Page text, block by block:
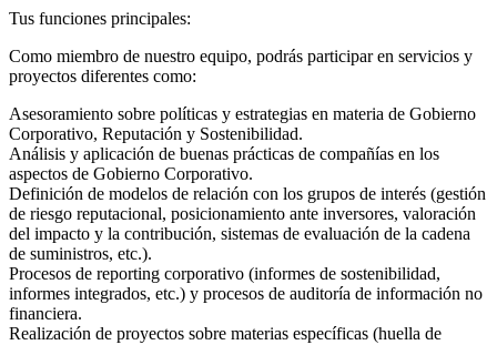
Tus funciones principales:
Como miembro de nuestro equipo, podrás participar en servicios y
proyectos diferentes como:
Asesoramiento sobre políticas y estrategias en materia de Gobierno
Corporativo, Reputación y Sostenibilidad.
Análisis y aplicación de buenas prácticas de compañías en los
aspectos de Gobierno Corporativo.
Definición de modelos de relación con los grupos de interés (gestión
de riesgo reputacional, posicionamiento ante inversores, valoración
del impacto y la contribución, sistemas de evaluación de la cadena
de suministros, etc.).
Procesos de reporting corporativo (informes de sostenibilidad,
informes integrados, etc.) y procesos de auditoría de información no
financiera.
Realización de proyectos sobre materias específicas (huella de